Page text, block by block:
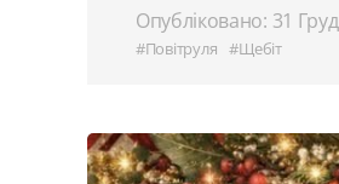
Опубліковано: 31
#Повітруля #Щебіт